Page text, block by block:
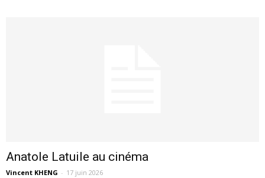
Anatole Latuile au cinéma
Vincent KHENG - 17 juin 2026